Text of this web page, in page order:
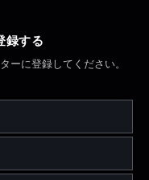
録する
ーに登録してください。